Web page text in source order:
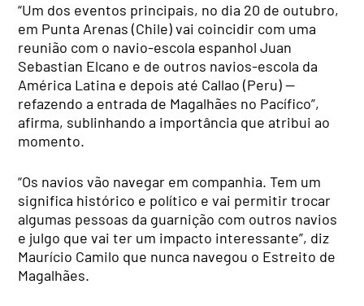
“Um dos eventos principais, no dia 20 de outubro,
em Punta Arenas (Chile) vai coincidir com uma
reunião com o navio-escola espanhol Juan
Sebastian Elcano e de outros navios-escola da
América Latina e depois até Callao (Peru) —
refazendo a entrada de Magalhães no Pacífico”,
afirma, sublinhando a importância que atribui ao
momento.
“Os navios vão navegar em companhia. Tem um
significa histórico e político e vai permitir trocar
algumas pessoas da guarnição com outros navios
e julgo que vai ter um impacto interessante”, diz
Maurício Camilo que nunca navegou o Estreito de
Magalhães.